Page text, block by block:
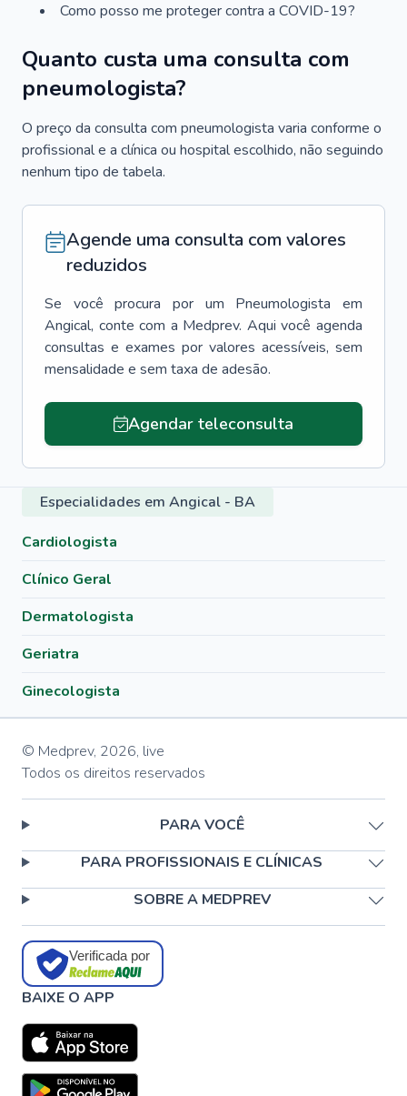
Como posso me proteger contra a COVID-19?
Quanto custa uma consulta com
pneumologista?
O preço da consulta com pneumologista varia conforme o
profissional e a clínica ou hospital escolhido, não seguindo
nenhum tipo de tabela.
Agende uma consulta com valores
reduzidos
Se você procura por um Pneumologista
em
Angical, conte com a Medprev. Aqui você agenda
consultas e exames por valores acessíveis, sem
mensalidade e sem taxa de adesão.
Agendar teleconsulta
Especialidades em Angical - BA
Cardiologista
Clínico Geral
Dermatologista
Geriatra
Ginecologista
© Medprev, 2026, live
Todos os direitos reservados
PARA VOCÊ
PARA PROFISSIONAIS E CLÍNICAS
SOBRE A MEDPREV
Verificada por
BAIXE O APP